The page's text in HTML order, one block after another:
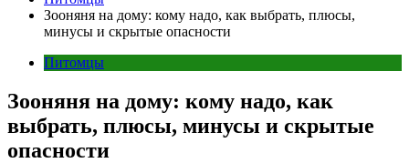
Зооняня на дому: кому надо, как выбрать, плюсы,
минусы и скрытые опасности
Питомцы
Зооняня на дому: кому надо, как
выбрать, плюсы, минусы и скрытые
опасности